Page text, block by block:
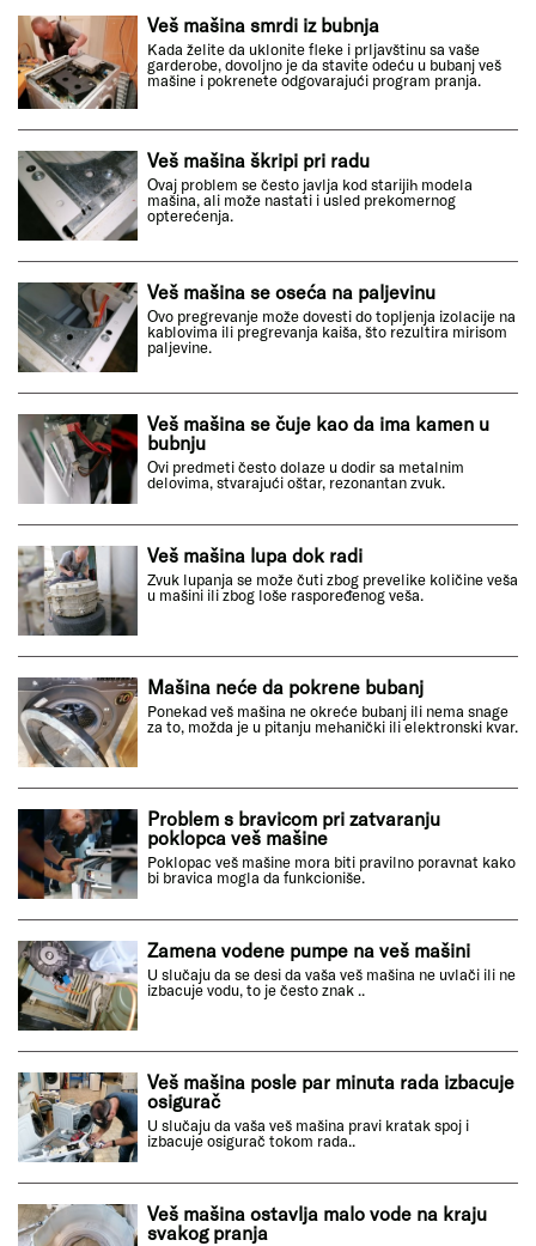
Veš mašina smrdi iz bubnja
Kada želite da uklonite fleke i prljavštinu sa vaše
garderobe, dovoljno je da stavite odeću u bubanj veš
mašine i pokrenete odgovarajući program pranja.
Veš mašina škripi pri radu
Ovaj problem se često javlja kod starijih modela
mašina, ali može nastati i usled prekomernog
opterećenja.
Veš mašina se oseća na paljevinu
Ovo pregrevanje može dovesti do topljenja izolacije na
kablovima ili pregrevanja kaiša, što rezultira mirisom
paljevine.
Veš mašina se čuje kao da ima kamen u
bubnju
Ovi predmeti često dolaze u dodir sa metalnim
delovima, stvarajući oštar, rezonantan zvuk.
Veš mašina lupa dok radi
Zvuk lupanja se može čuti zbog prevelike količine veša
u mašini ili zbog loše raspoređenog veša.
Mašina neće da pokrene bubanj
Ponekad veš mašina ne okreće bubanj ili nema snage
za to, možda je u pitanju mehanički ili elektronski kvar.
Problem s bravicom pri zatvaranju
poklopca veš mašine
Poklopac veš mašine mora biti pravilno poravnat kako
bi bravica mogla da funkcioniše.
Zamena vodene pumpe na veš mašini
U slučaju da se desi da vaša veš mašina ne uvlači ili ne
izbacuje vodu, to je često znak ..
Veš mašina posle par minuta rada izbacuje
osigurač
U slučaju da vaša veš mašina pravi kratak spoj i
izbacuje osigurač tokom rada..
Veš mašina ostavlja malo vode na kraju
svakog pranja